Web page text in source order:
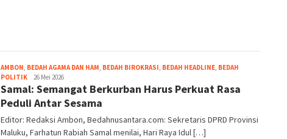
AMBON, BEDAH AGAMA DAN HAM, BEDAH BIROKRASI, BEDAH HEADLINE, BEDAH
POLITIKGrace
Pello
26 Mei 2026
Samal: Semangat Berkurban Harus Perkuat Rasa
Peduli Antar Sesama
Editor: Redaksi Ambon, Bedahnusantara.com: Sekretaris DPRD Provinsi
Maluku, Farhatun Rabiah Samal menilai, Hari Raya Idul […]